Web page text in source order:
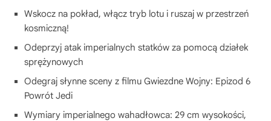
Wskocz na pokład, włącz tryb lotu i ruszaj w przestrzeń
kosmiczną!
Odeprzyj atak imperialnych statków za pomocą działek
sprężynowych
Odegraj słynne sceny z filmu Gwiezdne Wojny: Epizod 6
Powrót Jedi
Wymiary imperialnego wahadłowca: 29 cm wysokości,